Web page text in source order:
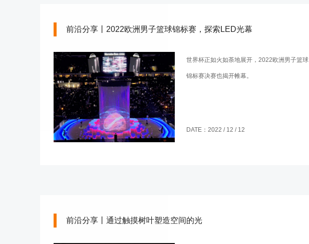
前沿分享丨2022欧洲男子篮球锦标赛，探索LED光幕
世界杯正如火如荼地展开，2022欧洲男子篮球
锦标赛决赛也揭开帷幕。
DATE：2022 / 12 / 12
前沿分享丨通过触摸树叶塑造空间的光